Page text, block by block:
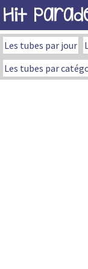
Hit
Les tubes par jour
Les tubes par